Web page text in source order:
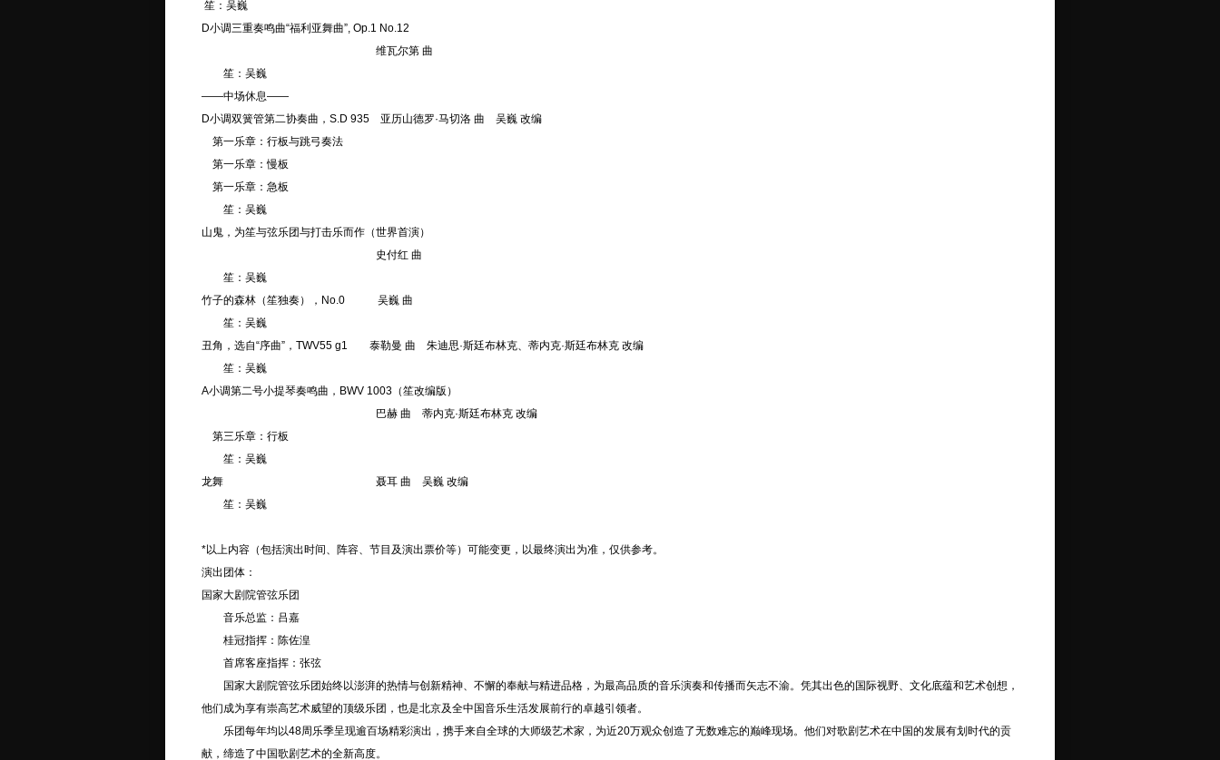
笙：吴巍
D小调三重奏鸣曲“福利亚舞曲”, Op.1 No.12
维瓦尔第 曲
笙：吴巍
——中场休息——
D小调双簧管第二协奏曲，S.D 935 亚历山德罗·马切洛 曲 吴巍 改编
第一乐章：行板与跳弓奏法
第一乐章：慢板
第一乐章：急板
笙：吴巍
山鬼，为笙与弦乐团与打击乐而作（世界首演）
史付红 曲
笙：吴巍
竹子的森林（笙独奏），No.0 吴巍 曲
笙：吴巍
丑角，选自“序曲”，TWV55 g1 泰勒曼 曲 朱迪思·斯廷布林克、蒂内克·斯廷布林克 改编
笙：吴巍
A小调第二号小提琴奏鸣曲，BWV 1003（笙改编版）
巴赫 曲 蒂内克·斯廷布林克 改编
第三乐章：行板
笙：吴巍
龙舞 聂耳 曲 吴巍 改编
笙：吴巍
*以上内容（包括演出时间、阵容、节目及演出票价等）可能变更，以最终演出为准，仅供参考。
演出团体：
国家大剧院管弦乐团
音乐总监：吕嘉
桂冠指挥：陈佐湟
首席客座指挥：张弦
国家大剧院管弦乐团始终以澎湃的热情与创新精神、不懈的奉献与精进品格，为最高品质的音乐演奏和传播而矢志不渝。凭其出色的国际视野、文化底蕴和艺术创想，
他们成为享有崇高艺术威望的顶级乐团，也是北京及全中国音乐生活发展前行的卓越引领者。
乐团每年均以48周乐季呈现逾百场精彩演出，携手来自全球的大师级艺术家，为近20万观众创造了无数难忘的巅峰现场。他们对歌剧艺术在中国的发展有划时代的贡
献，缔造了中国歌剧艺术的全新高度。